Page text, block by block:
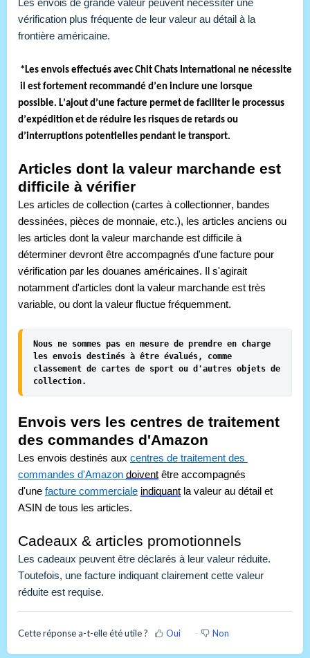
Les envois de grande valeur peuvent nécessiter une
vérification plus fréquente de leur valeur au détail à la
frontière américaine.
*Les envois effectués avec Chit Chats International ne nécessitent
il est fortement recommandé d’en inclure une lorsque
possible. L’ajout d’une facture permet de faciliter le processus
d’expédition et de réduire les risques de retards ou
d’interruptions potentielles pendant le transport.
Articles dont la valeur marchande est
difficile à vérifier
Les articles de collection (cartes à collectionner, bandes
dessinées, pièces de monnaie, etc.), les articles anciens ou
les articles dont la valeur marchande est difficile à
déterminer devront être accompagnés d'une facture pour
vérification par les douanes américaines. Il s'agirait
notamment d'articles dont la valeur marchande est très
variable, ou dont la valeur fluctue fréquemment.
Nous ne sommes pas en mesure de prendre en charge
les envois destinés à être évalués, comme
classement de cartes de sport ou d'autres objets de
collection.
Envois vers les centres de traitement
des commandes d'Amazon
Les envois destinés aux centres de traitement des
commandes d'Amazon doivent être accompagnés
d'une facture commerciale indiquant la valeur au détail et
ASIN de tous les articles.
Cadeaux & articles promotionnels
Les cadeaux peuvent être déclarés à leur valeur réduite.
Toutefois, une facture indiquant clairement cette valeur
réduite est requise.
Cette réponse a-t-elle été utile ? Oui Non